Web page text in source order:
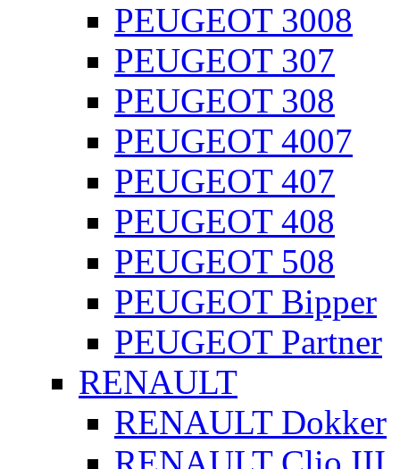
PEUGEOT 3008
PEUGEOT 307
PEUGEOT 308
PEUGEOT 4007
PEUGEOT 407
PEUGEOT 408
PEUGEOT 508
PEUGEOT Bipper
PEUGEOT Partner
RENAULT
RENAULT Dokker